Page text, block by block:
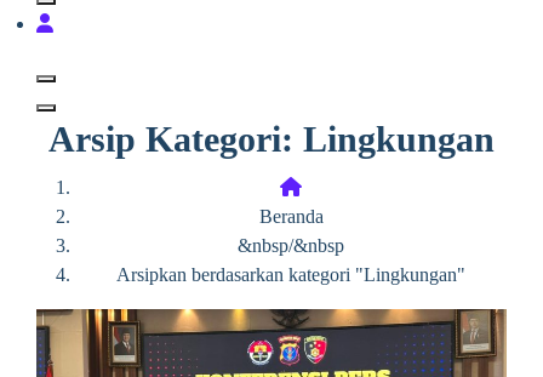
Arsip Kategori: Lingkungan
Beranda
&nbsp/&nbsp
Arsipkan berdasarkan kategori "Lingkungan"